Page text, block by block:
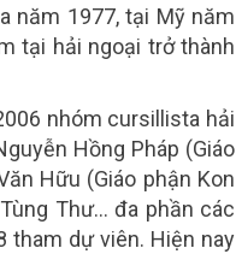
năm 1977, tại Mỹ năm
tại hải ngoại trở thành
nhóm cursillista hải
Hồng Pháp (Giáo
Hữu (Giáo phận Kon
Thư… đa phần các
tham dự viên. Hiện nay